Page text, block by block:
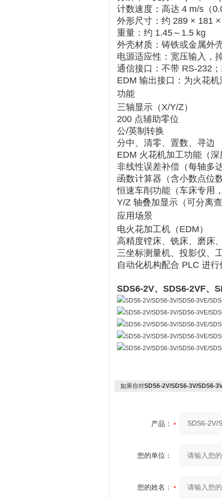
计数速度 ‌：高达 ‌ 4 m/s （
外形尺寸 ‌：约 ‌ 289 × 181
重量 ‌：约 ‌ 1.45～1.5 kg
外壳材质 ：铸铁或金属外
电源适应性 ：宽压输入，
通信接口 ：不带 RS-232
EDM 输出接口 ：为火花
功能
三轴显示 ‌（X/Y/Z）
200 点辅助零位
公/英制转换
分中、清零、置数、寻边
EDM 火花机加工功能 （
非线性误差补偿 （每轴多
函数计算器 （含小数点位
恒速车削功能 （车床专用
Y/Z 轴叠加显示 （可分离
应用场景
电火花加工机（EDM）
高精度镗床、铣床、磨床
三坐标测量机、投影仪、
自动化机构配合 PLC 进
SDS6-2V、SDS6-2VF、
如果你对SDS6-2V/SDS6-3V/SDS6-
产品：
您的单位：
您的姓名：